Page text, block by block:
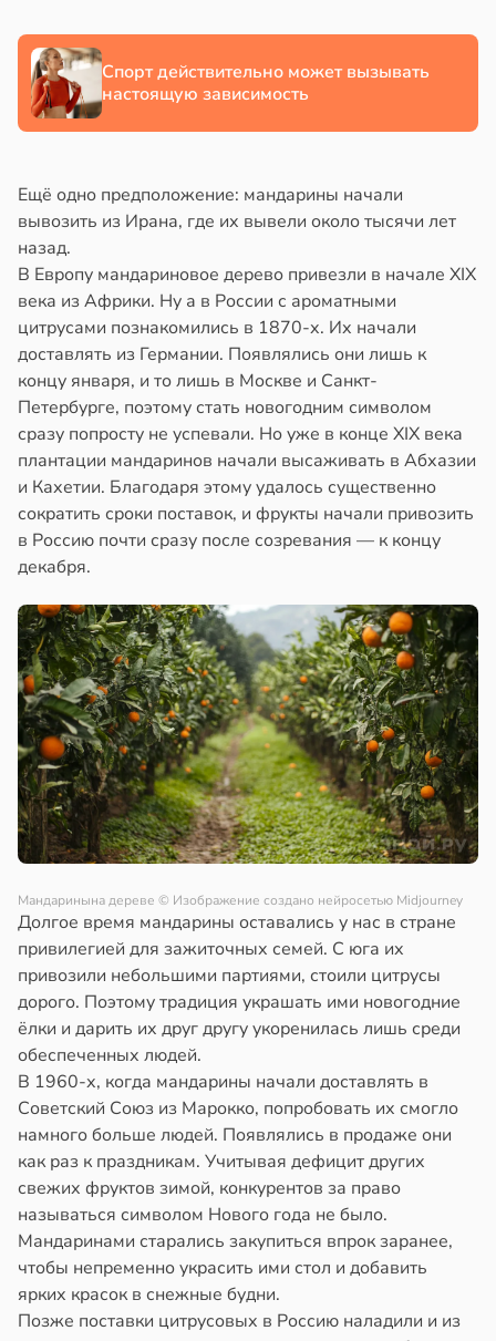
Спорт действительно может вызывать
настоящую зависимость
Ещё одно предположение: мандарины начали
вывозить из Ирана, где их вывели около тысячи лет
назад.
В Европу мандариновое дерево привезли в начале XIX
века из Африки. Ну а в России с ароматными
цитрусами познакомились в 1870-х. Их начали
доставлять из Германии. Появлялись они лишь к
концу января, и то лишь в Москве и Санкт-
Петербурге, поэтому стать новогодним символом
сразу попросту не успевали. Но уже в конце XIX века
плантации мандаринов начали высаживать в Абхазии
и Кахетии. Благодаря этому удалось существенно
сократить сроки поставок, и фрукты начали привозить
в Россию почти сразу после созревания — к концу
декабря.
Мандаринына дереве © Изображение создано нейросетью Midjourney
Долгое время мандарины оставались у нас в стране
привилегией для зажиточных семей. С юга их
привозили небольшими партиями, стоили цитрусы
дорого. Поэтому традиция украшать ими новогодние
ёлки и дарить их друг другу укоренилась лишь среди
обеспеченных людей.
В 1960-х, когда мандарины начали доставлять в
Советский Союз из Марокко, попробовать их смогло
намного больше людей. Появлялись в продаже они
как раз к праздникам. Учитывая дефицит других
свежих фруктов зимой, конкурентов за право
называться символом Нового года не было.
Мандаринами старались закупиться впрок заранее,
чтобы непременно украсить ими стол и добавить
ярких красок в снежные будни.
Позже поставки цитрусовых в Россию наладили и из